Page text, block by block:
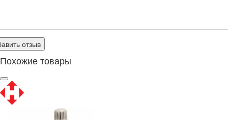
отзыв
Похожие товары